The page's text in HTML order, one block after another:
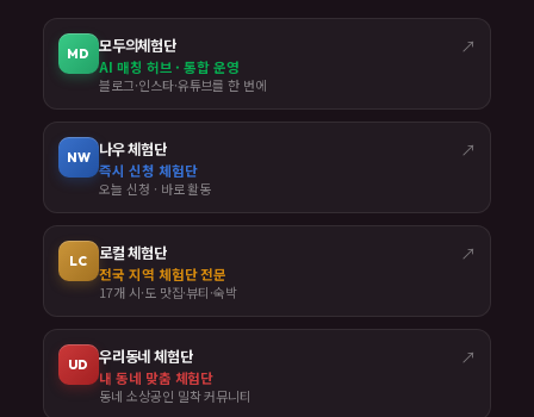
MD 모두의체험단 ↗
AI 매칭 허브 · 통합 운영
블로그·인스타·유튜브를 한 번에
NW 나우 체험단 ↗
즉시 신청 체험단
오늘 신청 · 바로 활동
LC 로컬 체험단 ↗
전국 지역 체험단 전문
17개 시·도 맛집·뷰티·숙박
UD 우리동네 체험단 ↗
내 동네 맞춤 체험단
동네 소상공인 밀착 커뮤니티